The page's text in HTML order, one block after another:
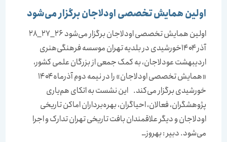
اولین همایش تخصصی اودلاجان برگزار می‌شود
اولین همایش تخصصی اودلاجان برگزار می‌شود ۲۶_۲۷_۲۸
آذر ۱۴۰۴خورشیدی در بلدیه تهران موسسه فرهنگی‌هنری
اردیبهشت عودلاجان، به کمک جمعی از بزرگان علمی کشور،
«همایش تخصصی اودلاجان» را در نیمه دوم آذرماه ۱۴۰۴
خورشیدی برگزار می‌کند. این نشست به اتکای هم‌یاری
پژوهشگران، فعالان، احیاگران، بهره‌برداران اماکن تاریخی
اودلاجان و دیگر علاقمندان بافت تاریخی تهران تدارک و اجرا
می‌شود. دبیر : بهروز…